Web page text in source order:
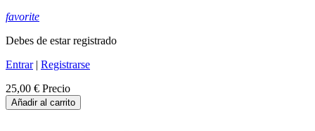
favorite
Debes de estar registrado
Entrar| Registrarse
25,00 € Precio
Añadir al carrito